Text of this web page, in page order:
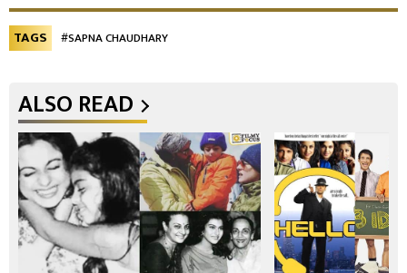
TAGS #SAPNA CHAUDHARY
ALSO READ